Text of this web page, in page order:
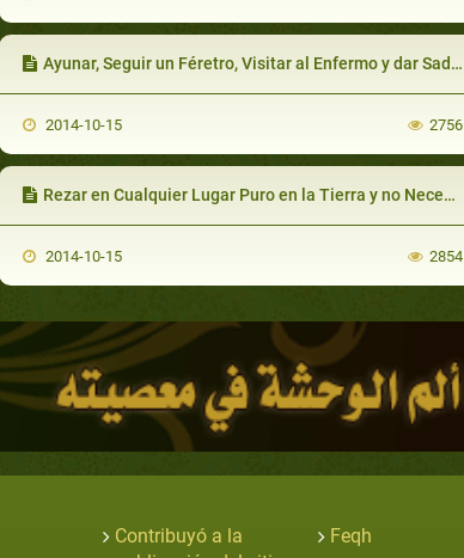
Ayunar, Seguir un Féretro, Visitar al Enfermo y dar Sadaqa, en Un Día
2014-10-15 2756
Rezar en Cualquier Lugar Puro en la Tierra y no Necesariamente en una Alfombra
2014-10-15 2854
Contribuyó a la
Feqh